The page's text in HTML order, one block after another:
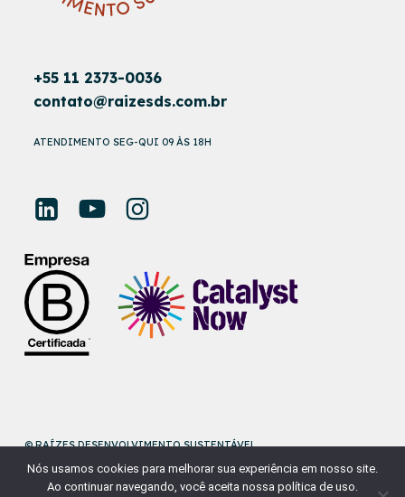
+55 11 2373-0036
contato@raizesds.com.br
ATENDIMENTO SEG-QUI 09 ÀS 18H
© RAÍZES DESENVOLVIMENTO SUSTENTÁVEL
DESENVOLVIDO PORNAÇÃODESIGN
Nós usamos cookies para melhorar sua experiência em nosso site.
Ao continuar navegando, você aceita nossa política de uso.